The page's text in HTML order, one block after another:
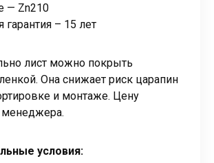
— Zn210
гарантия – 15 лет
лист можно покрыть
Она снижает риск царапин
и монтаже. Цену
менеджера.
условия: